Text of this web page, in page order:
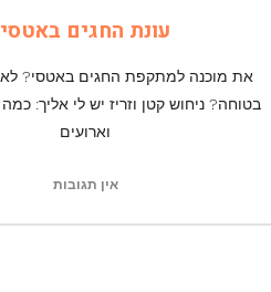
עונת החגים באטסי
את מוכנה למתקפת החגים באטסי?
בטוחה? ניחוש קטן וזריז יש לי אליך:
וארועים
אין תגובות